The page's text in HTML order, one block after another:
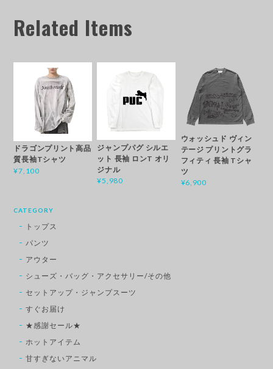
Related Items
ドラゴンプリント高品
質長袖Tシャツ
¥7,100
ジャンプパグ シルエ
ット 長袖 ロンT オリ
ジナル
¥5,980
ウォッシュド ヴィン
テージ プリントグラ
フィティ 長袖 Tシャ
ツ
¥6,900
CATEGORY
トップス
パンツ
アウター
シューズ・バッグ・アクセサリー/その他
セットアップ・ジャンプスーツ
すぐお届け
★感謝セール★
ホットアイテム
甘すぎないアニマル